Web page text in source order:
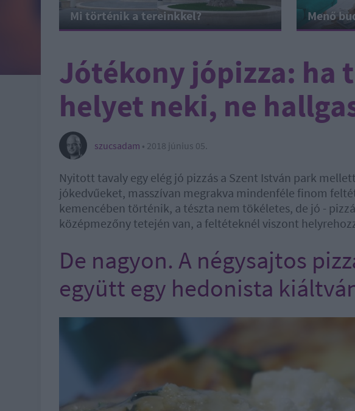
Mi történik a tereinkkel? Menő
Jótékony jópizza: ha
helyet neki, ne
szucsadam • 2018 június 05.
Nyitott tavaly egy elég jó pizzás a Szent István park
jókedvűeket, masszívan megrakva mindenféle finom
kemencében történik, a tészta nem tökéletes, de jó -
középmezőny tetején van, a feltéteknél viszont
De nagyon. A négysajtos
együtt egy hedonista